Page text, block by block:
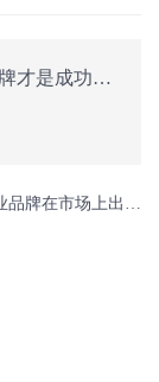
“一洋刺身加盟费用高吗 适合的企业品牌才是成功保障”